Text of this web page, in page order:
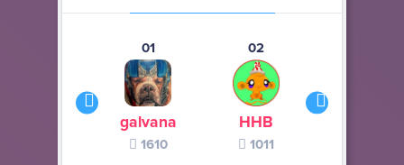
01
galvana
1610
02
ННВ
1011